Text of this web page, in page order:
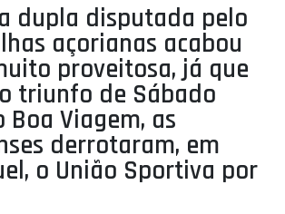
MASCULINA
FEMININA
dupla disputada pelo
açorianas acabou
proveitosa, já que
triunfo de Sábado
Viagem, as
derrotaram, em
o União Sportiva por